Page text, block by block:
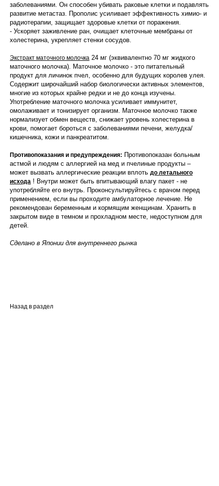
заболеваниями. Он способен убивать раковые клетки и подавлять
развитие метастаз. Прополис усиливает эффективность химио- и
радиотерапии, защищает здоровые клетки от поражения.
- Ускоряет заживление ран, очищает клеточные мембраны от
холестерина, укрепляет стенки сосудов.
Экстракт маточного молочка 24 мг (эквивалентно 70 мг жидкого
маточного молочка). Маточное молочко - это питательный
продукт для личинок пчел, особенно для будущих королев улея.
Содержит широчайший набор биологически активных элементов,
многие из которых крайне редки и не до конца изучены.
Употребление маточного молочка усиливает иммунитет,
омолаживает и тонизирует организм. Маточное молочко также
нормализует обмен веществ, снижает уровень холестерина в
крови, помогает бороться с заболеваниями печени, желудка/
кишечника, кожи и панкреатитом.
Противопоказания и предупреждения: Противопоказан больным
астмой и людям с аллергией на мед и пчелиные продукты –
может вызвать аллергические реакции вплоть до летального
исхода ! Внутри может быть впитывающий влагу пакет - не
употребляйте его внутрь. Проконсультируйтесь с врачом перед
применением, если вы проходите амбулаторное лечение. Не
рекомендован беременным и кормящим женщинам. Хранить в
закрытом виде в темном и прохладном месте, недоступном для
детей.
Сделано в Японии для внутреннего рынка
Назад в раздел